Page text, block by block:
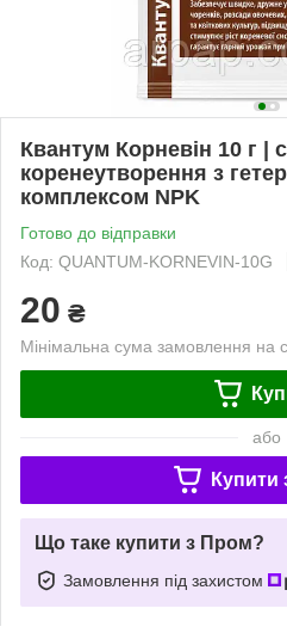
Квантум Корневін 10 г |
коренеутворення з
комплексом NPK
Готово до відправки
Код: QUANTUM-KORNEVIN-10G
20 ₴
Мінімальна сума замовлення на
або
Купити
Що таке купити з Пром?
Замовлення під захистом